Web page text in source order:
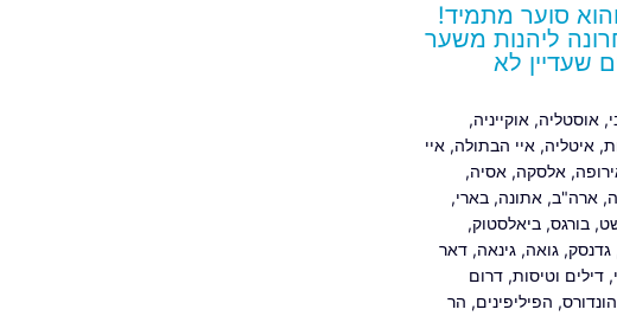
סוער מתמיד!
ליהנות משער
שעדיין לא
,אוסטליה,אוקייניה,
,איטליה,איי הבתולה,איי
,אלסקה,אסיה,
,ארה"ב,אתונה,בארי,
,בורגס,ביאלסטוק,
גדנסק,גואה,גינאה,דאר
,דילים וטיסות,דרום
הונדורס, הפיליפינים, הר